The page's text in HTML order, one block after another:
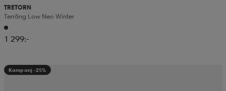
TRETORN
Terräng Low Neo Winter
1 299:-
Kampanj -25%